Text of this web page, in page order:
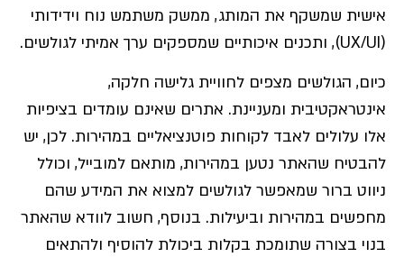
אישית שמשקף את המותג, ממשק משתמש נוח וידידותי
(UX/UI), ותכנים איכותיים שמספקים ערך אמיתי לגולשים.
כיום, הגולשים מצפים לחוויית גלישה חלקה,
אינטראקטיבית ומעניינת. אתרים שאינם עומדים בציפיות
אלו עלולים לאבד לקוחות פוטנציאליים במהירות. לכן, יש
להבטיח שהאתר נטען במהירות, מותאם למובייל, וכולל
ניווט ברור שמאפשר לגולשים למצוא את המידע שהם
מחפשים במהירות וביעילות. בנוסף, חשוב לוודא שהאתר
בנוי בצורה שתומכת בקלות ביכולת להוסיף ולהתאים